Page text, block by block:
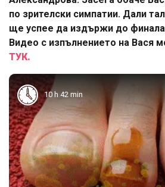
по зрителски симпатии. Дали
ще успее да издържи до
Видео с изпълнението на Вася
ТУК.
10 h 42 min